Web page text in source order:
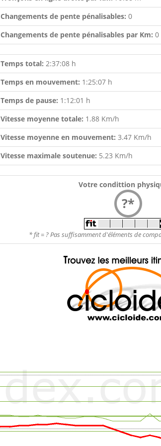
Changements de pente pénalisables: 0
Changements de pente pénalisables par Km: 0
Temps total: 2:37:08 h
Temps en mouvement: 1:25:07 h
Temps de pause: 1:12:01 h
Vitesse moyenne totale: 1.88 Km/h
Vitesse moyenne en mouvement: 3.47 Km/h
Vitesse maximale soutenue: 5.23 Km/h
Votre condittion
?*
* fit = ? Pas suffisamment d'éléments de